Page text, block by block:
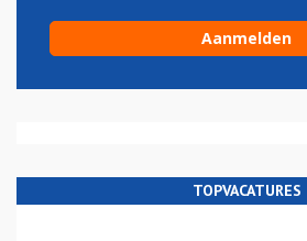
TOPVACATURES